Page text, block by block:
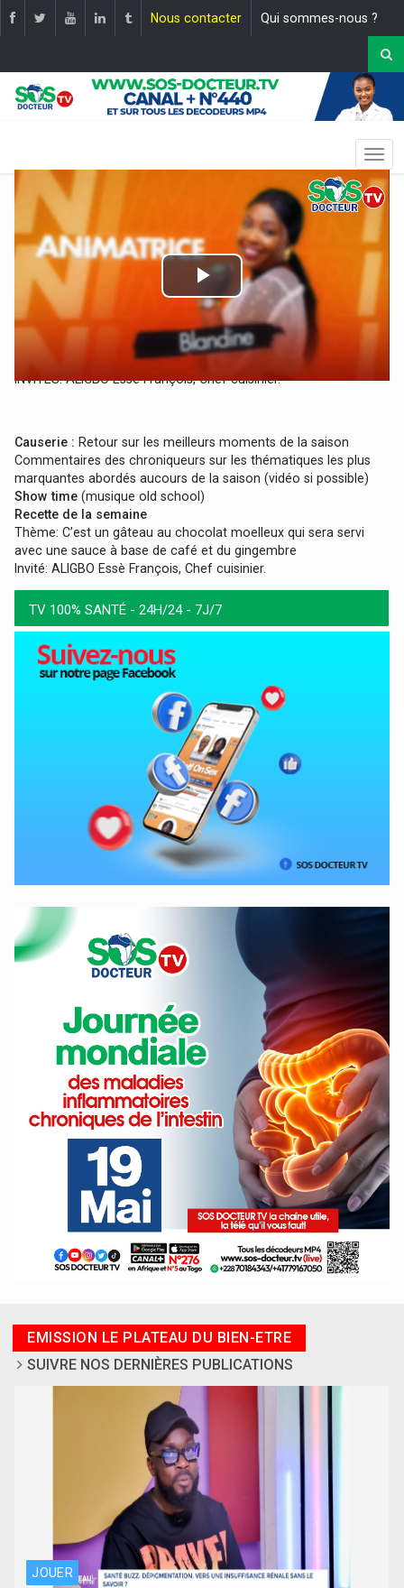
Nous contacter Qui sommes-nous ?
Play
Video
EMISSION: PLATEAU DU BIEN-ÊTRE DU 28-03-2025 - FIN DE LA
Mise en ligne le : 28 mars 2025
INVITES: ALIGBO Essè François, Chef cuisinier.
Causerie : Retour sur les meilleurs moments de la saison
Commentaires des chroniqueurs sur les thématiques les plus
marquantes abordés aucours de la saison (vidéo si possible)
Show time (musique old school)
Recette de la semaine
Thème: C’est un gâteau au chocolat moelleux qui sera servi
avec une sauce à base de café et du gingembre
Invité: ALIGBO Essè François, Chef cuisinier.
TV 100% SANTÉ - 24H/24 - 7J/7
EMISSION LE PLATEAU DU BIEN-ETRE
SUIVRE NOS DERNIÈRES PUBLICATIONS
JOUER